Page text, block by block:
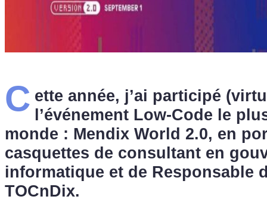
C ette année, j’ai participé
l’événement Low-Code le
monde : Mendix World 2.0, en
casquettes de consultant en
informatique et de Responsable
TOCnDix.